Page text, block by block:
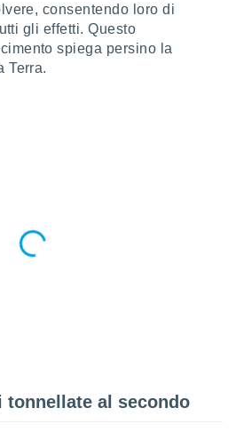
consentendo loro di
gli effetti. Questo
spiega persino la
Terra.
al secondo